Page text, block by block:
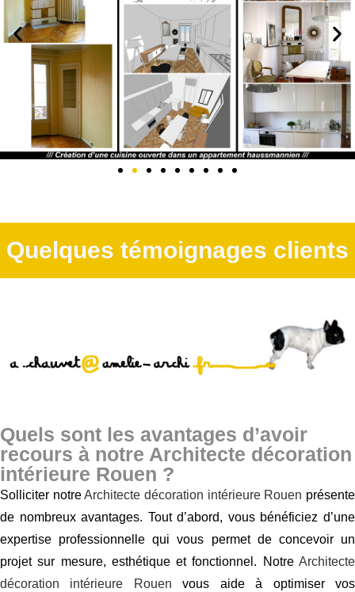
Quelques témoignages clients
Quels sont les avantages d’avoir
recours à notre Architecte décoration
intérieure Rouen ?
Solliciter notreArchitecte décoration intérieure Rouen présente
de nombreux avantages. Tout d’abord, vous bénéficiez d’une
expertise professionnelle qui vous permet de concevoir un
projet sur mesure, esthétique et fonctionnel. Notre Architecte
décoration intérieure Rouen vous aide à optimiser vos